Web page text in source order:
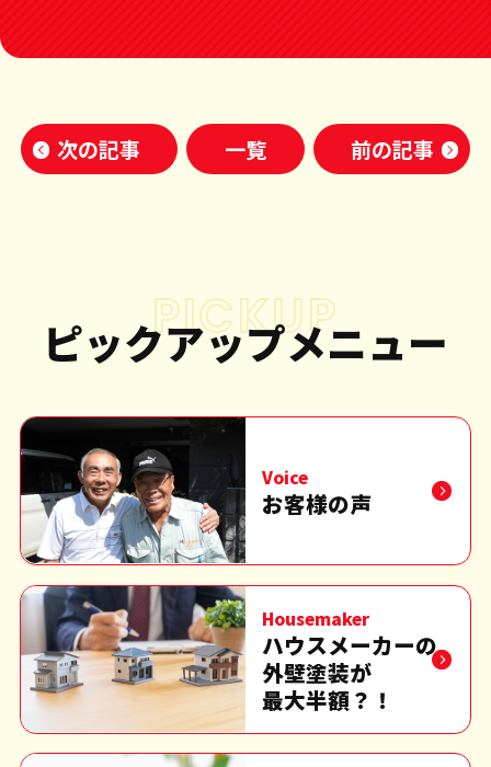
次の記事 一覧 前の記事
PICKUP
ピックアップメニュー
Voice
お客様の声
Housemaker
ハウスメーカーの
外壁塗装が
最大半額？！